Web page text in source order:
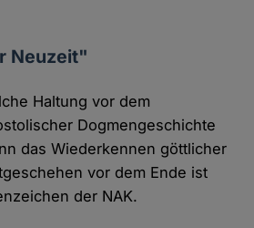
Neuzeit"
Haltung vor dem
Dogmengeschichte
das Wiederkennen göttlicher
vor dem Ende ist
der NAK.